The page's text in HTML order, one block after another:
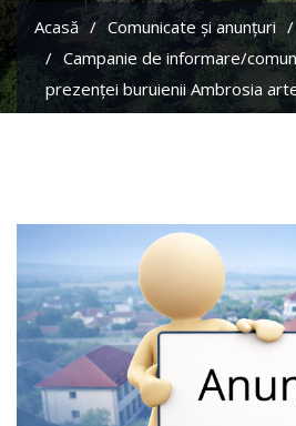
Acasă Comunicate și anunțuri
Campanie de informare/
prezenţei buruienii Ambrosia